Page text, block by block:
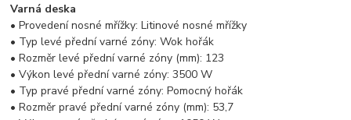
Varná deska
• Provedení nosné mřížky: Litinové nosné mřížky
• Typ levé přední varné zóny: Wok hořák
• Rozměr levé přední varné zóny (mm): 123
• Výkon levé přední varné zóny: 3500 W
• Typ pravé přední varné zóny: Pomocný hořák
• Rozměr pravé přední varné zóny (mm): 53,7